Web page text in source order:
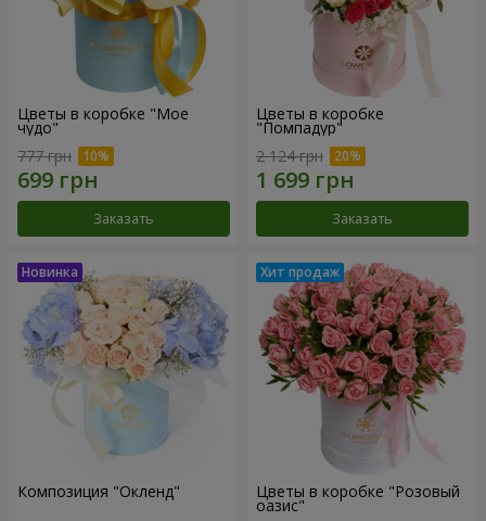
Цветы в коробке "Мое
чудо"
777 грн
Заказать
Цветы в коробке
"Помпадур"
2 124 грн
Заказать
Композиция "Окленд" Цветы в коробке "Розовый
оазис"